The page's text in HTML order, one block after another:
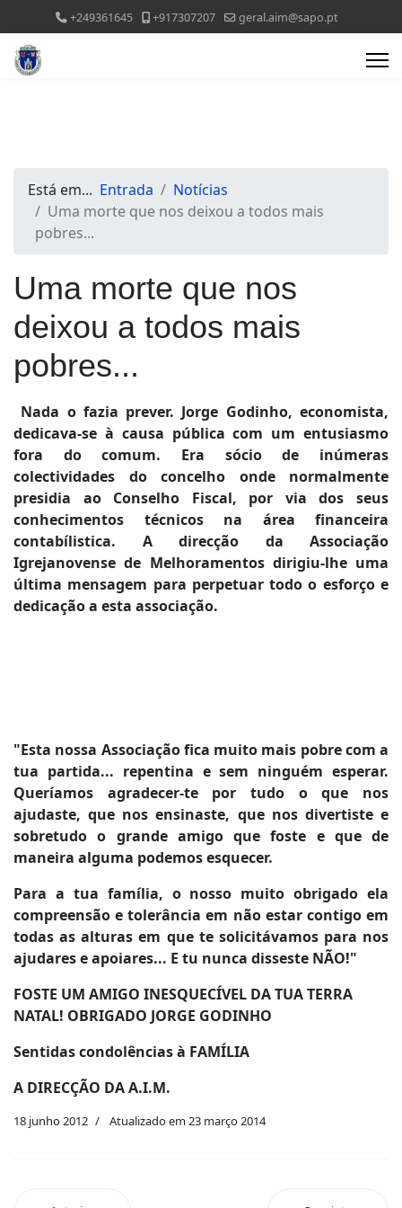
+249361645 +917307207 geral.aim@sapo.pt
Está em... Entrada
Notícias
Uma morte que nos deixou a todos mais
pobres...
Uma morte que nos
deixou a todos mais
pobres...
Nada o fazia prever. Jorge Godinho, economista,
dedicava-se à causa pública com um entusiasmo
fora do comum. Era sócio de inúmeras
colectividades do concelho onde normalmente
presidia ao Conselho Fiscal, por via dos seus
conhecimentos técnicos na área financeira
contabílistica. A direcção da Associação
Igrejanovense de Melhoramentos dirigiu-lhe uma
última mensagem para perpetuar todo o esforço e
dedicação a esta associação.
"Esta nossa Associação fica muito mais pobre com a
tua partida... repentina e sem ninguém esperar.
Queríamos agradecer-te por tudo o que nos
ajudaste, que nos ensinaste, que nos divertiste e
sobretudo o grande amigo que foste e que de
maneira alguma podemos esquecer.
Para a tua família, o nosso muito obrigado ela
compreensão e tolerância em não estar contigo em
todas as alturas em que te solicitávamos para nos
ajudares e apoiares... E tu nunca disseste NÃO!"
FOSTE UM AMIGO INESQUECÍVEL DA TUA TERRA
NATAL! OBRIGADO JORGE GODINHO
Sentidas condolências à FAMÍLIA
A DIRECÇÃO DA A.I.M.
18 junho 2012 Atualizado em 23 março 2014